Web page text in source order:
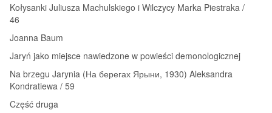
Kołysanki Juliusza Machulskiego i Wilczycy Marka Piestraka /
46
Joanna Baum
Jaryń jako miejsce nawiedzone w powieści demonologicznej
Na brzegu Jarynia (На берегах Ярыни, 1930) Aleksandra
Kondratiewa / 59
Część druga